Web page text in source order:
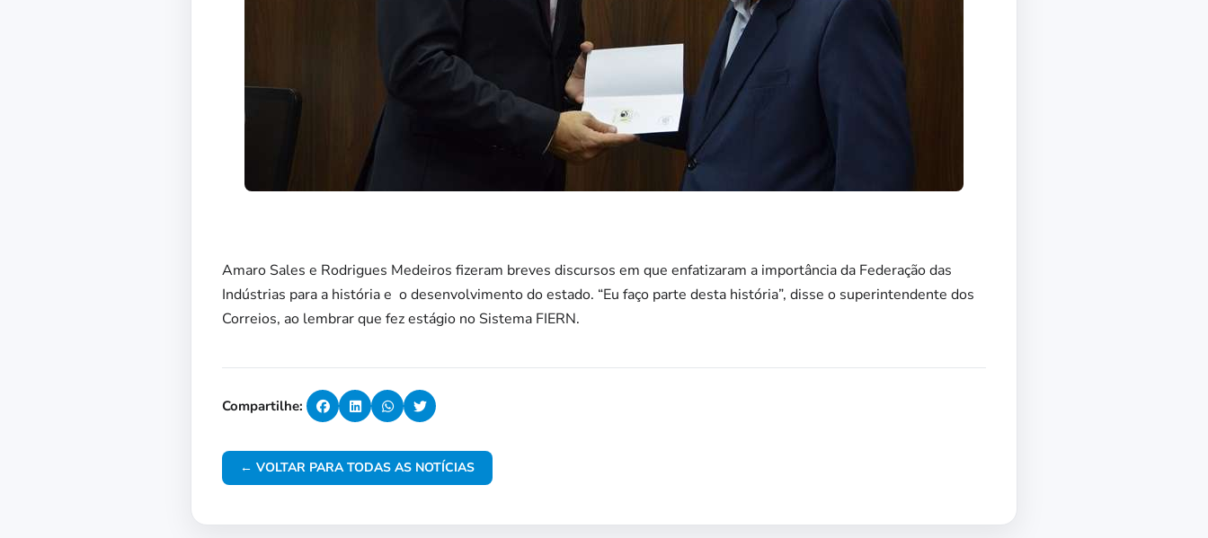
Amaro Sales e Rodrigues Medeiros fizeram breves discursos em que enfatizaram a importância da Federação das
Indústrias para a história e o desenvolvimento do estado. “Eu faço parte desta história”, disse o superintendente dos
Correios, ao lembrar que fez estágio no Sistema FIERN.
Compartilhe:
← VOLTAR PARA TODAS AS NOTÍCIAS